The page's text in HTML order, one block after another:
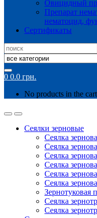
Овицидный
Препарат
нематоцид,
Сертификаты
Search
for:
0 0.0 грн.
No products in the
Сеялки зерновые
Сеялка
Сеялка
Сеялка
Сеялка
Сеялка
Сеялка
Зернотуковая
Сеялка
Сеялка